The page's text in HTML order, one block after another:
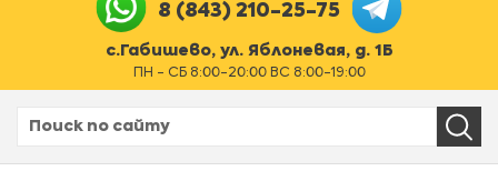
8 (843) 210-25-75
с.Габишево, ул. Яблоневая, д. 1Б
ПН - СБ 8:00-20:00 ВС 8:00-19:00